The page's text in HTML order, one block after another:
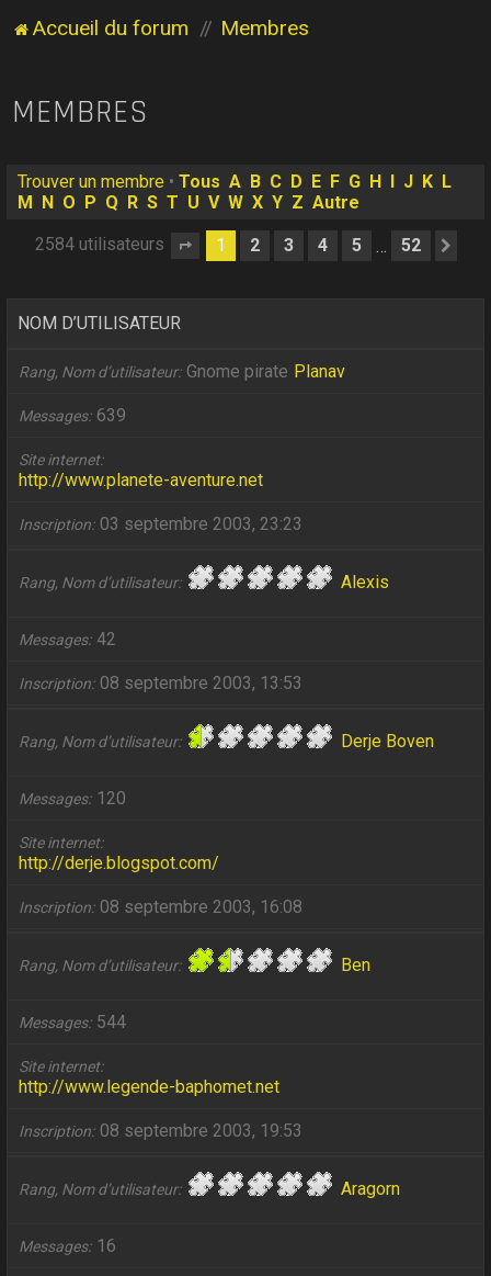
Accueil du forum Membres
MEMBRES
Trouver un membre •Tous A B C D E F G H J K L
M
N O P Q R S T U V W X Y Z Autre
2584 utilisateurs Page 1sur52
1 2 3 4 5 … 52
NOM D’UTILISATEUR
Rang, Nom d’utilisateur Gnome pirate Planav
Messages 639
Site internet
http://www.planete-aventure.net
Inscription 03 septembre 2003, 23:23
Rang, Nom d’utilisateur Alexis
Messages 42
Inscription 08 septembre 2003, 13:53
Rang, Nom d’utilisateur Derje Boven
Messages 120
Site internet
http://derje.blogspot.com/
Inscription 08 septembre 2003, 16:08
Rang, Nom d’utilisateur Ben
Messages 544
Site internet
http://www.legende-baphomet.net
Inscription 08 septembre 2003, 19:53
Rang, Nom d’utilisateur Aragorn
Messages 16